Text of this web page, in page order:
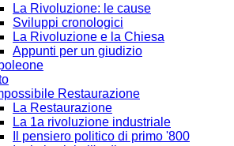
La Rivoluzione: le cause
Sviluppi cronologici
La Rivoluzione e la Chiesa
Appunti per un giudizio
Restaurazione
La Restaurazione
La 1a rivoluzione industriale
Il pensiero politico di primo '800